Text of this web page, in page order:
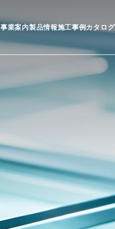
事業案内製品情報施工事例カタロ